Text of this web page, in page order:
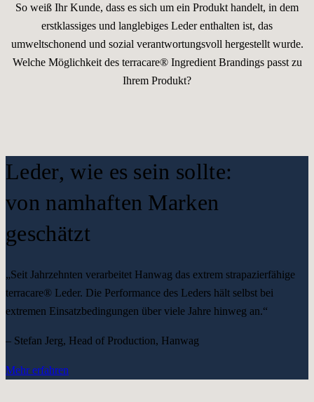
So weiß Ihr Kunde, dass es sich um ein Produkt handelt, in dem
erstklassiges und langlebiges Leder enthalten ist, das
umweltschonend und sozial verantwortungsvoll hergestellt wurde.
Welche Möglichkeit des terracare® Ingredient Brandings passt zu
Ihrem Produkt?
Leder, wie es sein sollte:
von namhaften Marken
geschätzt
„Seit Jahrzehnten verarbeitet Hanwag das extrem strapazierfähige
terracare® Leder. Die Performance des Leders hält selbst bei
extremen Einsatzbedingungen über viele Jahre hinweg an.“
– Stefan Jerg, Head of Production, Hanwag
Mehr erfahren